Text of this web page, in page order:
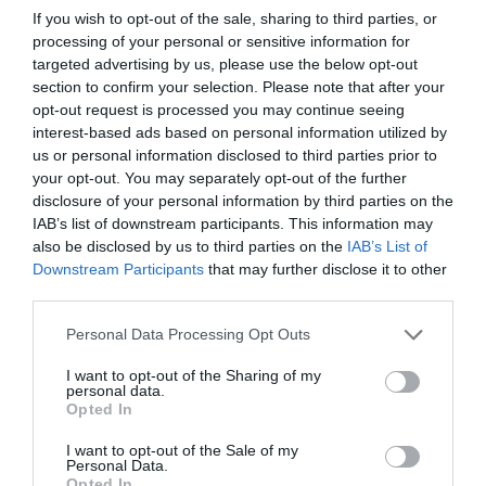
If you wish to opt-out of the sale, sharing to third parties, or
processing of your personal or sensitive information for
targeted advertising by us, please use the below opt-out
section to confirm your selection. Please note that after your
opt-out request is processed you may continue seeing
interest-based ads based on personal information utilized by
us or personal information disclosed to third parties prior to
your opt-out. You may separately opt-out of the further
disclosure of your personal information by third parties on the
IAB’s list of downstream participants. This information may
also be disclosed by us to third parties on the IAB’s List of
Downstream Participants that may further disclose it to other
Personal Data Processing Opt Outs
I want to opt-out of the Sharing of my
personal data.
Opted In
I want to opt-out of the Sale of my
Personal Data.
nuestro país».
En el hospital, Ugur conocería a Özlem Türeci, hija de
médico y bióloga, que a punto había estado de ingresar
en un convento. El día de su boda la novia vestía de
blanco, solo que era una bata de laboratorio a juego
con la del novio, y así acudieron a la oficina del Registro
Civil. Al salir, los dos trabajaron unas horas en su propio
laboratorio BioNTech, fundado en 2008 y dedicado al
desarrollo y fabricación de inmunoterapias activas
asignaron un gran número de empleados para diseñar
varios compuestos. En marzo ya habían atraído a Pfizer
como socios, unidos para derrotar a la COVID-19. En
otoño ya se anunció una tasa de eficacia superior al
90% para la vacuna, tras un ensayo preliminar.
Finalmente, la vacuna de Pfizer-BioNTech supera todos